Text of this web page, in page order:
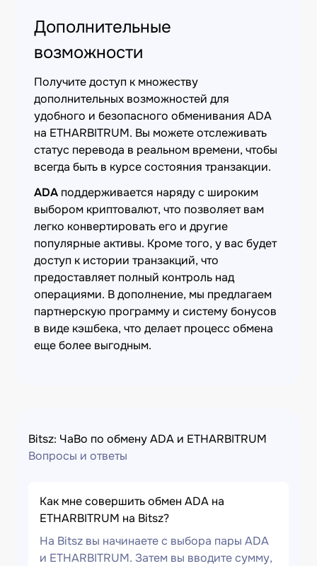
Дополнительные
возможности
Получите доступ к множеству
дополнительных возможностей для
удобного и безопасного обменивания ADA
на ETHARBITRUM. Вы можете отслеживать
статус перевода в реальном времени, чтобы
всегда быть в курсе состояния транзакции.
ADA поддерживается наряду с широким
выбором криптовалют, что позволяет вам
легко конвертировать его и другие
популярные активы. Кроме того, у вас будет
доступ к истории транзакций, что
предоставляет полный контроль над
операциями. В дополнение, мы предлагаем
партнерскую программу и систему бонусов
в виде кэшбека, что делает процесс обмена
еще более выгодным.
Bitsz: ЧаВо по обмену ADA и ETHARBITRUM
Вопросы и ответы
Как мне совершить обмен ADA на
ETHARBITRUM на Bitsz?
На Bitsz вы начинаете с выбора пары ADA
и ETHARBITRUM. Затем вы вводите сумму,